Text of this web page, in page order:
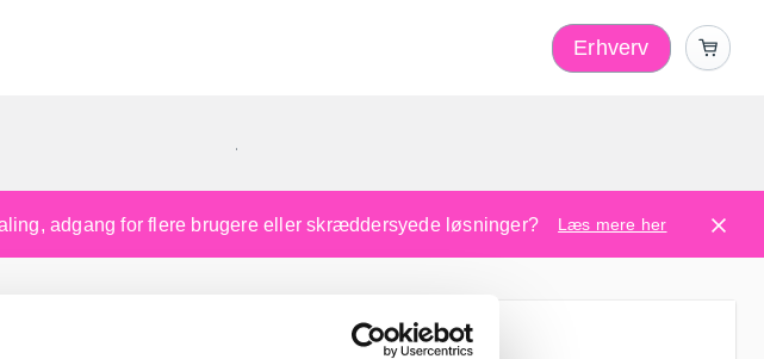
Erhverv
gaveportal nr. 1
adgang for flere brugere eller skræddersyede løsninger? Læs mere her